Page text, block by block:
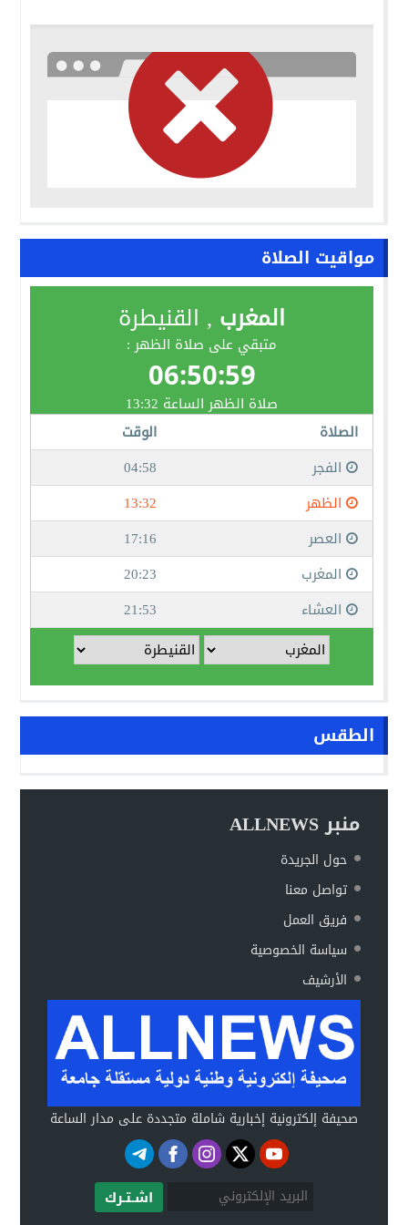
مواقيت الصلاة
الطقس
منبر ALLNEWS
حول الجريدة
تواصل معنا
فريق العمل
سياسة الخصوصية
الأرشيف
صحيفة إلكترونية إخبارية شاملة متجددة على مدار الساعة
اشـتـرك